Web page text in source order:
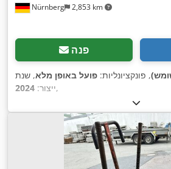
Nürnberg 2,853 km
פנה
, פונקציונליות: פועל באופן מלא, שנת
ייצור: 2024 ,